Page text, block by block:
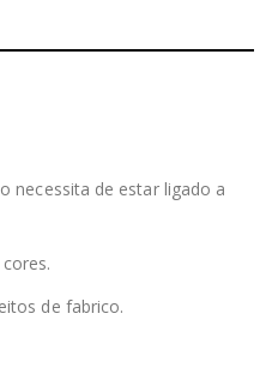
necessita de estar ligado a
de fabrico.